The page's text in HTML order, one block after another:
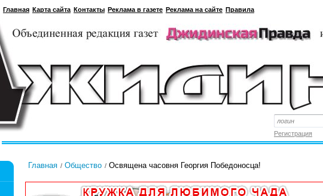
Главная Карта сайта Контакты Реклама в газете Реклама на сайте Правила
Регистрация
Главная Общество Освящена часовня Георгия Победоносца!